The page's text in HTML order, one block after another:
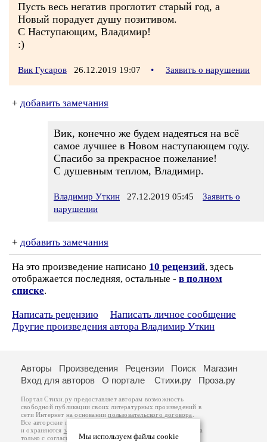
Пусть весь негатив проглотит старый год, а
Новый порадует душу позитивом.
С Наступающим, Владимир!
:)
Вик Гусаров 26.12.2019 19:07 • Заявить о нарушении
+ добавить замечания
Вик, конечно же будем надеяться на всё
самое лучшее в Новом наступающем году.
Спасибо за прекрасное пожелание!
С душевным теплом, Владимир.
Владимир Уткин 27.12.2019 05:45
Заявить о
нарушении
+ добавить замечания
На это произведение написано 10 рецензий, здесь
отображается последняя, остальные - в полном
списке.
Написать рецензию
Написать личное сообщение
Другие произведения автора Владимир Уткин
Мы используем файлы cookie
Авторы Произведения Рецензии Поиск
Магазин
Вход для авторов
О портале Стихи.ру Проза.ру
Портал Стихи.ру предоставляет авторам возможность
свободной публикации своих литературных произведений в
сети Интернет на основаниипользовательского договора
Все авторские права на произведения принадлежат авторам
и охраняются законом
. Перепечатка произведений возможна
только с согласия его автора, к которому вы можете